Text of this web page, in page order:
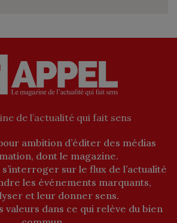
de l’actualité qui fait sens
ambition d’éditer des médias
dont le magazine.
sur le flux de l’actualité
les événements marquants,
et leur donner sens.
valeurs dans ce qui relève du bien